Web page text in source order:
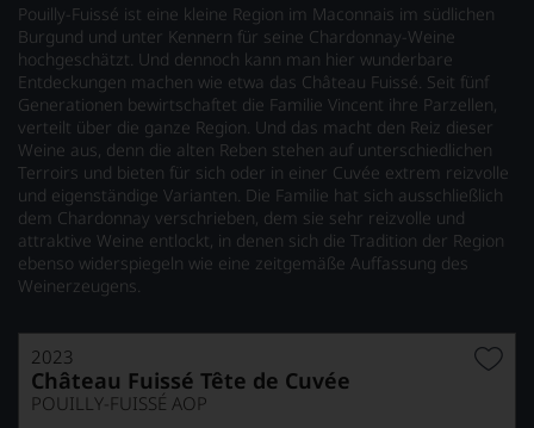
Pouilly-Fuissé ist eine kleine Region im Maconnais im südlichen
Burgund und unter Kennern für seine Chardonnay-Weine
hochgeschätzt. Und dennoch kann man hier wunderbare
Entdeckungen machen wie etwa das Château Fuissé. Seit fünf
Generationen bewirtschaftet die Familie Vincent ihre Parzellen,
verteilt über die ganze Region. Und das macht den Reiz dieser
Weine aus, denn die alten Reben stehen auf unterschiedlichen
Terroirs und bieten für sich oder in einer Cuvée extrem reizvolle
und eigenständige Varianten. Die Familie hat sich ausschließlich
dem Chardonnay verschrieben, dem sie sehr reizvolle und
attraktive Weine entlockt, in denen sich die Tradition der Region
ebenso widerspiegeln wie eine zeitgemäße Auffassung des
Weinerzeugens.
2023
Château Fuissé Tête de Cuvée
POUILLY-FUISSÉ AOP